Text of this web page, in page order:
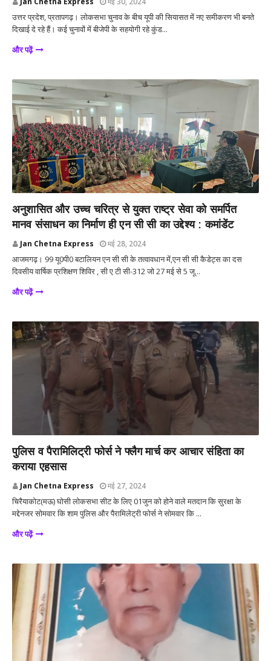
उत्तर प्रदेश, प्रतापगढ़। लोकसभा चुनाव के बीच यूपी की सियासत में नए समीकरण भी बनते
दिखाई दे रहे हैं। कई चुनावों में बीजेपी के सहयोगी रहे कुंड...
और पढ़ें
अनुशासित और उच्च चरित्र से युक्त राष्ट्र सेवा को समर्पित
मानव संसाधन का निर्माण ही एन सी सी का उद्देश्य : कमांडेंट
Jan Chetna Express मई 28, 2024
आजमगढ़। 99 यू0पी0 बटालियन एन सी सी के तत्वावधान में,एन सी सी कैडेट्स का दस
दिवसीय वार्षिक प्रशिक्षण शिविर , सी ए टी सी-312 जो 27 मई से 5 जू...
और पढ़ें
पुलिस व पैरामिलिट्री फोर्स ने फ्लैग मार्च कर आचार संहिता का
कराया एहसास
Jan Chetna Express मई 27, 2024
चिरैयाकोट(मऊ) घोसी लोकसभा सीट के लिए 01जुन को होने वाले मतदान कि सुरक्षा के
मद्देनजर सोमवार कि शाम पुलिस और पैरामिलेट्री फोर्स ने सोमवार कि ...
और पढ़ें